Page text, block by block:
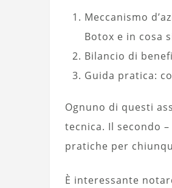
Meccanismo
Botox e in cosa
Bilancio di
Guida pratica:
Ognuno di questi
tecnica. Il secondo
pratiche per
È interessante